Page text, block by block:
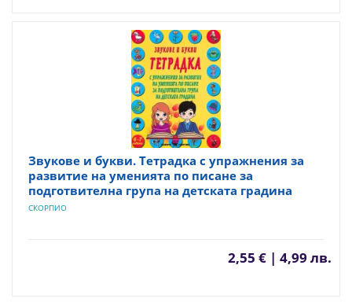
Звукове и букви. Тетрадка с упражнения за
развитие на уменията по писане за
подготвителна група на детската градина
СКОРПИО
2,55 € | 4,99 лв.